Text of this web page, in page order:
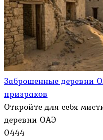
Заброшенные деревни
призраков
Откройте для себя
деревни ОАЭ
0444